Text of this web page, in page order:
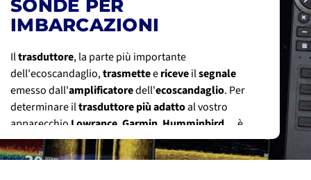
SONDE PER
IMBARCAZIONI
Iltrasduttore, la partepiù importante
dell'ecoscandaglio,trasmetteericeveilsegnale
emesso dall'amplificatoredell'ecoscandaglio. Per
determinare iltrasduttorepiùadattoal vostro
apparecchio Lowrance Garmin Humminbird ..., è
indispensabile conoscere laprofonditàdellazonadi
pesca, iltipo dipesca, leprestazionidel vostro